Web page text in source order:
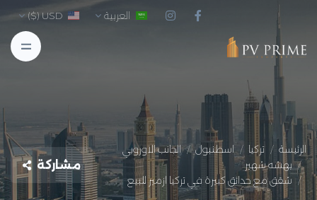
العربية USD ($)
الرئيسة تركيا اسطنبول
الجانب الاوروبي
بهشه شهير
شقق مع حدائق كبيرة في تركيا ازمير للبيع
مشاركة